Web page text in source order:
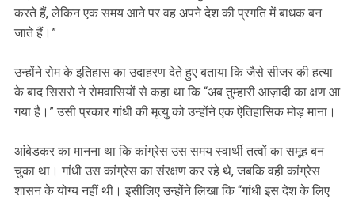
करते हैं, लेकिन एक समय आने पर वह अपने देश की प्रगति में बाधक बन
जाते हैं।”
उन्होंने रोम के इतिहास का उदाहरण देते हुए बताया कि जैसे सीजर की हत्या
के बाद सिसरो ने रोमवासियों से कहा था कि “अब तुम्हारी आज़ादी का क्षण आ
गया है।” उसी प्रकार गांधी की मृत्यु को उन्होंने एक ऐतिहासिक मोड़ माना।
आंबेडकर का मानना था कि कांग्रेस उस समय स्वार्थी तत्वों का समूह बन
चुका था। गांधी उस कांग्रेस का संरक्षण कर रहे थे, जबकि वही कांग्रेस
शासन के योग्य नहीं थी। इसीलिए उन्होंने लिखा कि “गांधी इस देश के लिए